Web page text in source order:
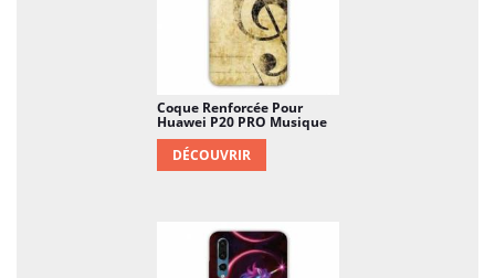
Coque Renforcée Pour
Huawei P20 PRO Musique
DÉCOUVRIR